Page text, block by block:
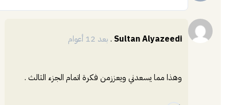
Sultan Alyazeedi
. بعد 12 أعوام
وهذا مما يسعدني ويعززمن فكرة اتمام الجزء الثالث .